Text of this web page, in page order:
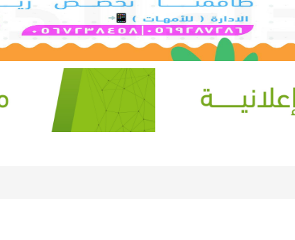
في الحرارة ونشاط للرياح على عدة مناطق
الصيفي في لقاء على قناة الإخبارية